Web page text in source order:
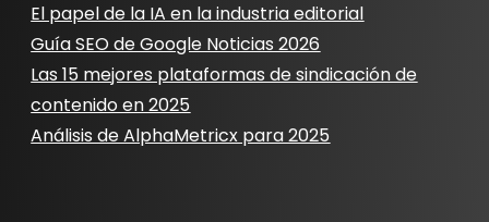
El papel de la IA en la industria editorial
Guía SEO de Google Noticias 2026
Las 15 mejores plataformas de sindicación de
contenido en 2025
Análisis de AlphaMetricx para 2025